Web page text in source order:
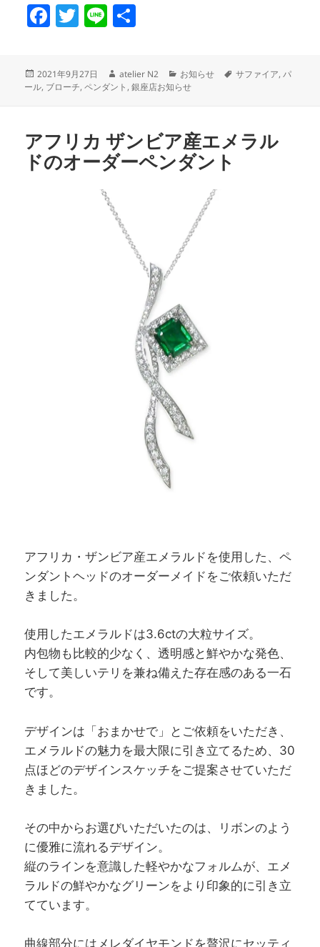
F
e
o
o
k
T
er
Li
投
稿
2021年9月27日
作
成
atelier N2
カ
テ
お知らせ
タ
サファイア,パ
ール, ブローチ,ペンダント ,銀座店お知らせ
アフリカ ザンビア産エメラル
ドのオーダーペンダント
アフリカ・ザンビア産エメラルドを使用した、ペ
ンダントヘッドのオーダーメイドをご依頼いただ
きました。
使用したエメラルドは3.6ctの大粒サイズ。
内包物も比較的少なく、透明感と鮮やかな発色、
そして美しいテリを兼ね備えた存在感のある一石
です。
デザインは「おまかせで」とご依頼をいただき、
エメラルドの魅力を最大限に引き立てるため、30
点ほどのデザインスケッチをご提案させていただ
きました。
その中からお選びいただいたのは、リボンのよう
に優雅に流れるデザイン。
縦のラインを意識した軽やかなフォルムが、エメ
ラルドの鮮やかなグリーンをより印象的に引き立
てています。
曲線部分にはメレダイヤモンドを贅沢にセッティ